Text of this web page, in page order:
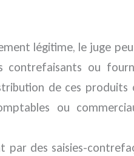
légitime, le juge
ou
de ces
ou
des saisies-